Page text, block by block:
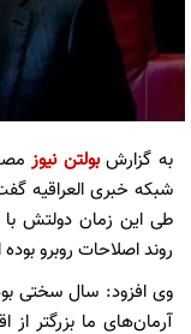
به گزارشبولتن نیوز
شبکه خبری العراقیه
طی این زمان دولتش
روند اصلاحات روبرو
وی افزود: سال سختی
آرمان‌های ما بزرگتر